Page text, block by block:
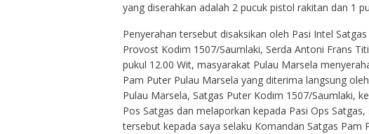
yang diserahkan adalah 2 pucuk pistol rakitan dan 1
Penyerahan tersebut disaksikan oleh Pasi Intel
Provost Kodim 1507/Saumlaki, Serda Antoni Frans
pukul 12.00 Wit, masyarakat Pulau Marsela
Pam Puter Pulau Marsela yang diterima langsung
Pulau Marsela, Satgas Puter Kodim 1507/Saumlaki,
Pos Satgas dan melaporkan kepada Pasi Ops
tersebut kepada saya selaku Komandan Satgas Pam